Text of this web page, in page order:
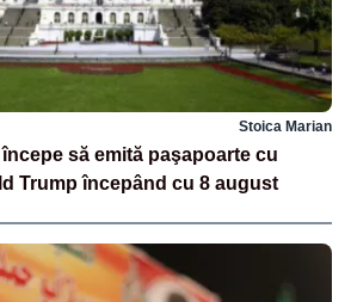
Stoica Marian
să emită paşapoarte cu
Trump începând cu 8 august